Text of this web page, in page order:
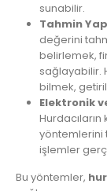
sunabilir.
Tahmin
değerini
belirlemek,
sağlayabilir.
bilmek,
Elektronik
yöntemlerini
işlemler
Bu yöntemler,